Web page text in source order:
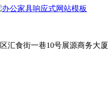
汇食街一巷10号展源商务大厦